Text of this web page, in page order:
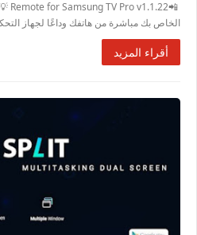
الخاص بك مباشرة من هاتفك وداعًا لجهاز
أقراء المزيد